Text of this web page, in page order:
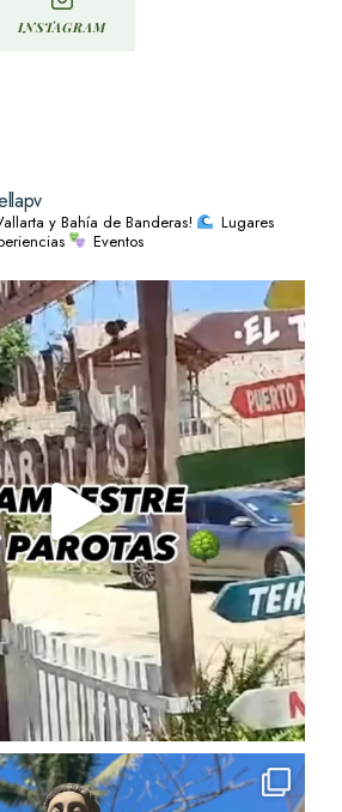
INSTAGRAM
y Bahía de Banderas!
Lugares
Eventos